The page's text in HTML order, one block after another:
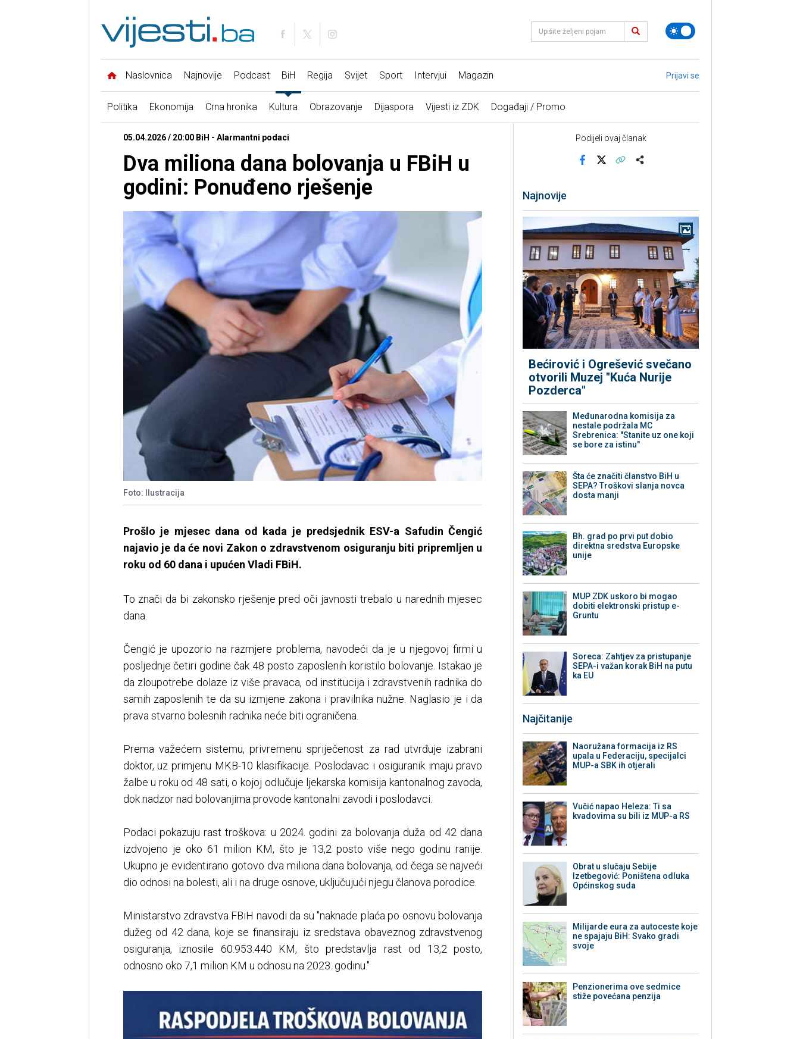
Naslovnica Najnovije Podcast BiH Regija Svijet Sport Intervjui Magazin Prijavi se
Politika Ekonomija Crna hronika Kultura Obrazovanje Dijaspora Vijesti iz ZDK Događaji / Promo
05.04.2026 / 20:00 BiH - Alarmantni podaci
Dva miliona dana bolovanja u FBiH u
godini: Ponuđeno rješenje
Foto: Ilustracija
Prošlo je mjesec dana od kada je predsjednik ESV-a Safudin Čengić
najavio je da će novi Zakon o zdravstvenom osiguranju biti pripremljen u
roku od 60 dana i upućen Vladi FBiH.
To znači da bi zakonsko rješenje pred oči javnosti trebalo u narednih mjesec
dana.
Čengić je upozorio na razmjere problema, navodeći da je u njegovoj firmi u
posljednje četiri godine čak 48 posto zaposlenih koristilo bolovanje. Istakao je
da zloupotrebe dolaze iz više pravaca, od institucija i zdravstvenih radnika do
samih zaposlenih te da su izmjene zakona i pravilnika nužne. Naglasio je i da
prava stvarno bolesnih radnika neće biti ograničena.
Prema važećem sistemu, privremenu spriječenost za rad utvrđuje izabrani
doktor, uz primjenu MKB-10 klasifikacije. Poslodavac i osiguranik imaju pravo
žalbe u roku od 48 sati, o kojoj odlučuje ljekarska komisija kantonalnog zavoda,
dok nadzor nad bolovanjima provode kantonalni zavodi i poslodavci.
Podaci pokazuju rast troškova: u 2024. godini za bolovanja duža od 42 dana
izdvojeno je oko 61 milion KM, što je 13,2 posto više nego godinu ranije.
Ukupno je evidentirano gotovo dva miliona dana bolovanja, od čega se najveći
dio odnosi na bolesti, ali i na druge osnove, uključujući njegu članova porodice.
Ministarstvo zdravstva FBiH navodi da su "naknade plaća po osnovu bolovanja
dužeg od 42 dana, koje se finansiraju iz sredstava obaveznog zdravstvenog
osiguranja, iznosile 60.953.440 KM, što predstavlja rast od 13,2 posto,
odnosno oko 7,1 milion KM u odnosu na 2023. godinu."
Podijeli ovaj članak
Najnovije
Bećirović i Ogrešević svečano
otvorili Muzej "Kuća Nurije
Pozderca"
Međunarodna komisija za
nestale podržala MC
Srebrenica: "Stanite uz one koji
se bore za istinu"
Šta će značiti članstvo BiH u
SEPA? Troškovi slanja novca
dosta manji
Bh. grad po prvi put dobio
direktna sredstva Europske
unije
MUP ZDK uskoro bi mogao
dobiti elektronski pristup e-
Gruntu
Soreca: Zahtjev za pristupanje
SEPA-i važan korak BiH na putu
ka EU
Najčitanije
Naoružana formacija iz RS
upala u Federaciju, specijalci
MUP-a SBK ih otjerali
Vučić napao Heleza: Ti sa
kvadovima su bili iz MUP-a RS
Obrat u slučaju Sebije
Izetbegović: Poništena odluka
Općinskog suda
Milijarde eura za autoceste koje
ne spajaju BiH: Svako gradi
svoje
Penzionerima ove sedmice
stiže povećana penzija